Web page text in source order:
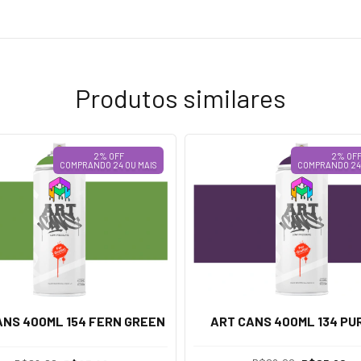
Produtos similares
2% OFF
COMPRANDO 24 OU MAIS
400ML 154 FERN GREEN
2% OFF
COMPRANDO
ART CANS 400ML 134